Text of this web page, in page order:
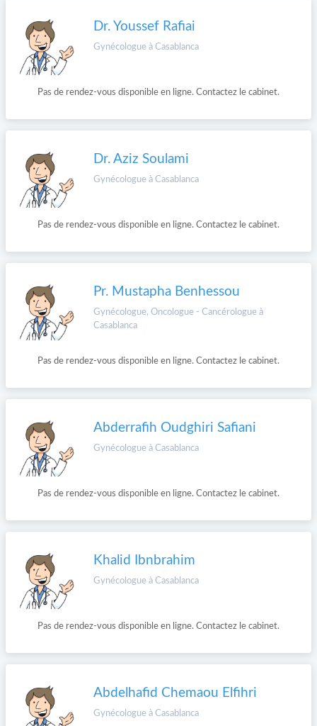
Dr. Youssef Rafiai
Gynécologue à Casablanca
Pas de rendez-vous disponible en ligne. Contactez le cabinet.
Dr. Aziz Soulami
Gynécologue à Casablanca
Pas de rendez-vous disponible en ligne. Contactez le cabinet.
Pr. Mustapha Benhessou
Gynécologue, Oncologue - Cancérologue à
Casablanca
Pas de rendez-vous disponible en ligne. Contactez le cabinet.
Abderrafih Oudghiri Safiani
Gynécologue à Casablanca
Pas de rendez-vous disponible en ligne. Contactez le cabinet.
Khalid Ibnbrahim
Gynécologue à Casablanca
Pas de rendez-vous disponible en ligne. Contactez le cabinet.
Abdelhafid Chemaou Elfihri
Gynécologue à Casablanca